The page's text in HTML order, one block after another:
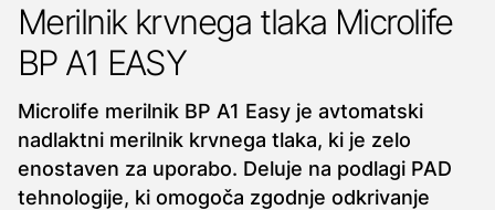
Merilnik krvnega tlaka Microlife
BP A1 EASY
Microlife merilnik BP A1 Easy je avtomatski
nadlaktni merilnik krvnega tlaka, ki je zelo
enostaven za uporabo. Deluje na podlagi PAD
tehnologije, ki omogoča zgodnje odkrivanje